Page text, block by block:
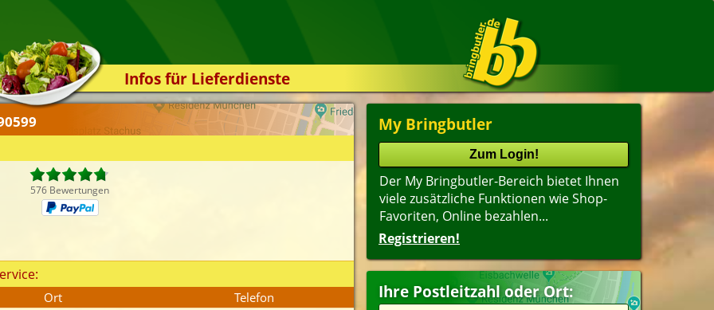
Infos für Lieferdienste
Kassensystem
Zuverlässigkeit
My Bringbutler
Der My Bringbutler-Bereich bietet Ihnen
viele zusätzliche Funktionen wie Shop-
Favoriten, Online bezahlen...
Registrieren!
Ihre Postleitzahl oder Ort:
576 Bewertungen
Ort
Telefon